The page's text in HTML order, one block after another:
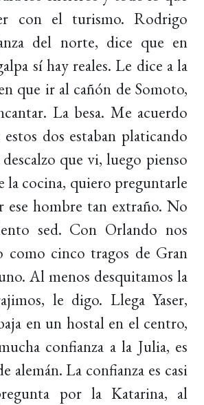
con el turismo. Rodrigo
del norte, dice que en
sí hay reales. Le dice a la
que ir al cañón de Somoto,
La besa. Me acuerdo
dos estaban platicando
que vi, luego pienso
la cocina, quiero preguntarle
ese hombre tan extraño. No
sed. Con Orlando nos
como cinco tragos de Gran
Al menos desquitamos la
le digo. Llega Yaser,
en un hostal en el centro,
confianza a la Julia, es
alemán. La confianza es casi
por la Katarina, al